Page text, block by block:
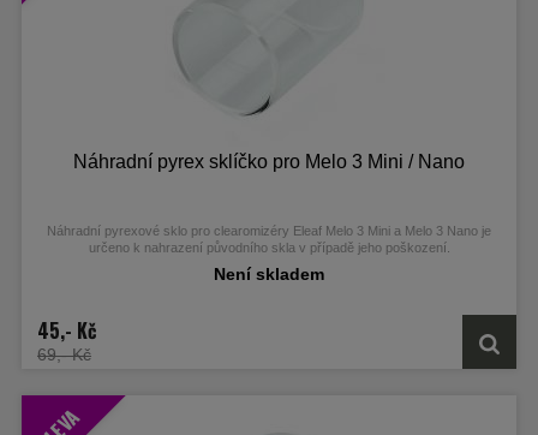
Náhradní pyrex sklíčko pro Melo 3 Mini / Nano
Náhradní pyrexové sklo pro clearomizéry Eleaf Melo 3 Mini a Melo 3 Nano je
určeno k nahrazení původního skla v případě jeho poškození.
Není skladem
45,- Kč
69,- Kč